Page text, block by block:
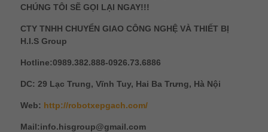
CHÚNG TÔI SẼ GỌI LẠI NGAY!!!
CTY TNHH CHUYỂN GIAO CÔNG NGHỆ VÀ THIẾT BỊ
H.I.S Group
Hotline:0989.382.888-0926.73.6886
DC: 29 Lạc Trung, Vĩnh Tuy, Hai Ba Trưng, Hà Nội
Web: http://robotxepgach.com/
Mail:info.hisgroup@gmail.com